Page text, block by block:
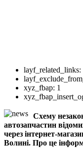
layf_related_links:
xyz_fbap: 1
Схему
автозапчастин
через інтернет-
Волині. Про це